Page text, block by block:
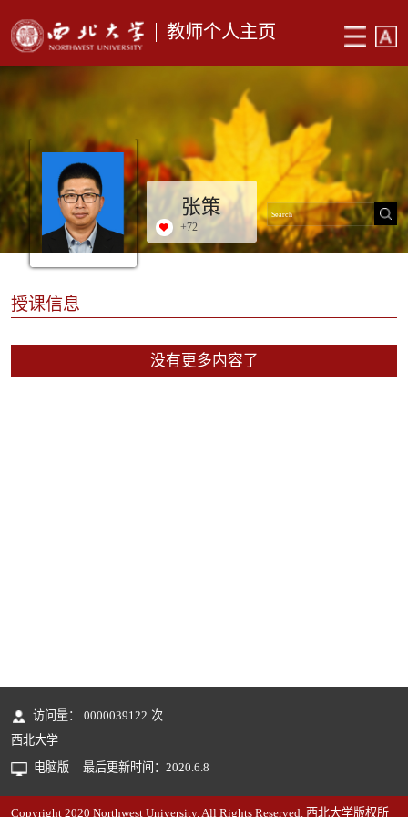
教师个人主页
张策
+72
授课信息
没有更多内容了
访问量： 0000039122 次
西北大学
电脑版
最后更新时间： 2020.6.8
Copyright 2020 Northwest University. All Rights Reserved. 西北大学版权所